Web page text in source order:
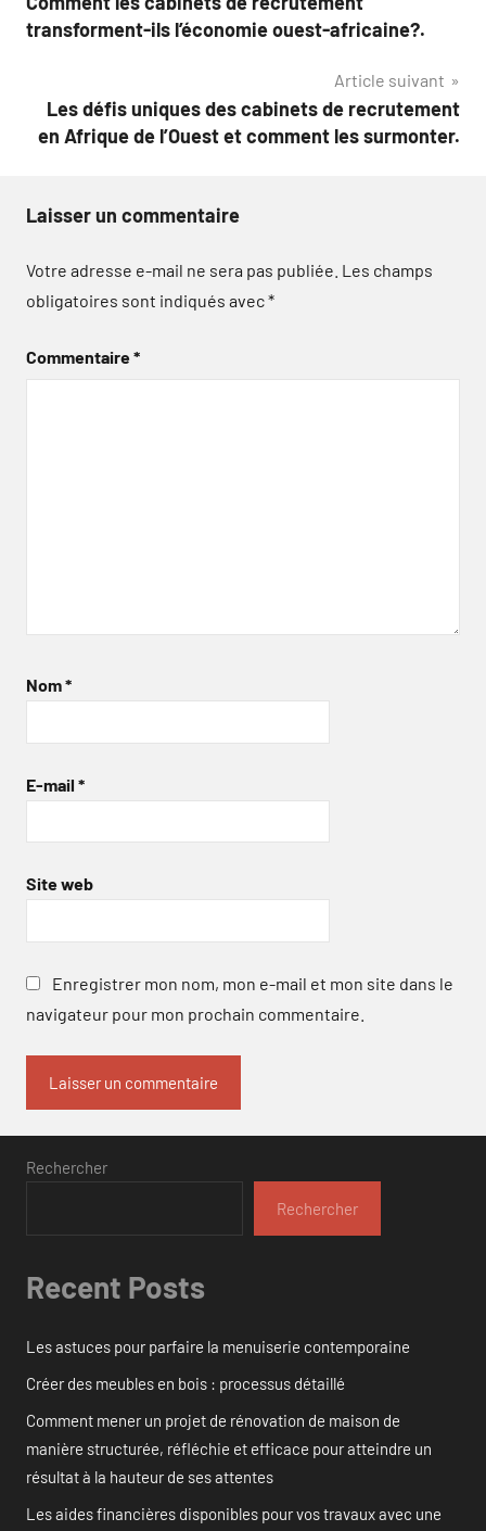
de
transforment-ils l’économie ouest-africaine?.
Article suivant
Les défis uniques des cabinets de recrutement
en Afrique de l’Ouest et comment les surmonter.
Laisser un commentaire
Votre adresse e-mail ne sera pas publiée. Les champs
obligatoires sont indiqués avec*
Commentaire*
Nom*
E-mail *
Site web
Enregistrer mon nom, mon e-mail et mon site dans le
navigateur pour mon prochain commentaire.
Rechercher
Rechercher
Recent Posts
Les astuces pour parfaire la menuiserie contemporaine
Créer des meubles en bois : processus détaillé
Comment mener un projet de rénovation de maison de
manière structurée, réfléchie et efficace pour atteindre un
résultat à la hauteur de ses attentes
Les aides financières disponibles pour vos travaux avec une